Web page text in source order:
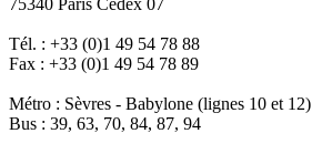
Tél. : +33 (0)1 49 54 78 88
Fax : +33 (0)1 49 54 78 89
Métro : Sèvres - Babylone (lignes 10 et 12)
Bus : 39, 63, 70, 84, 87, 94